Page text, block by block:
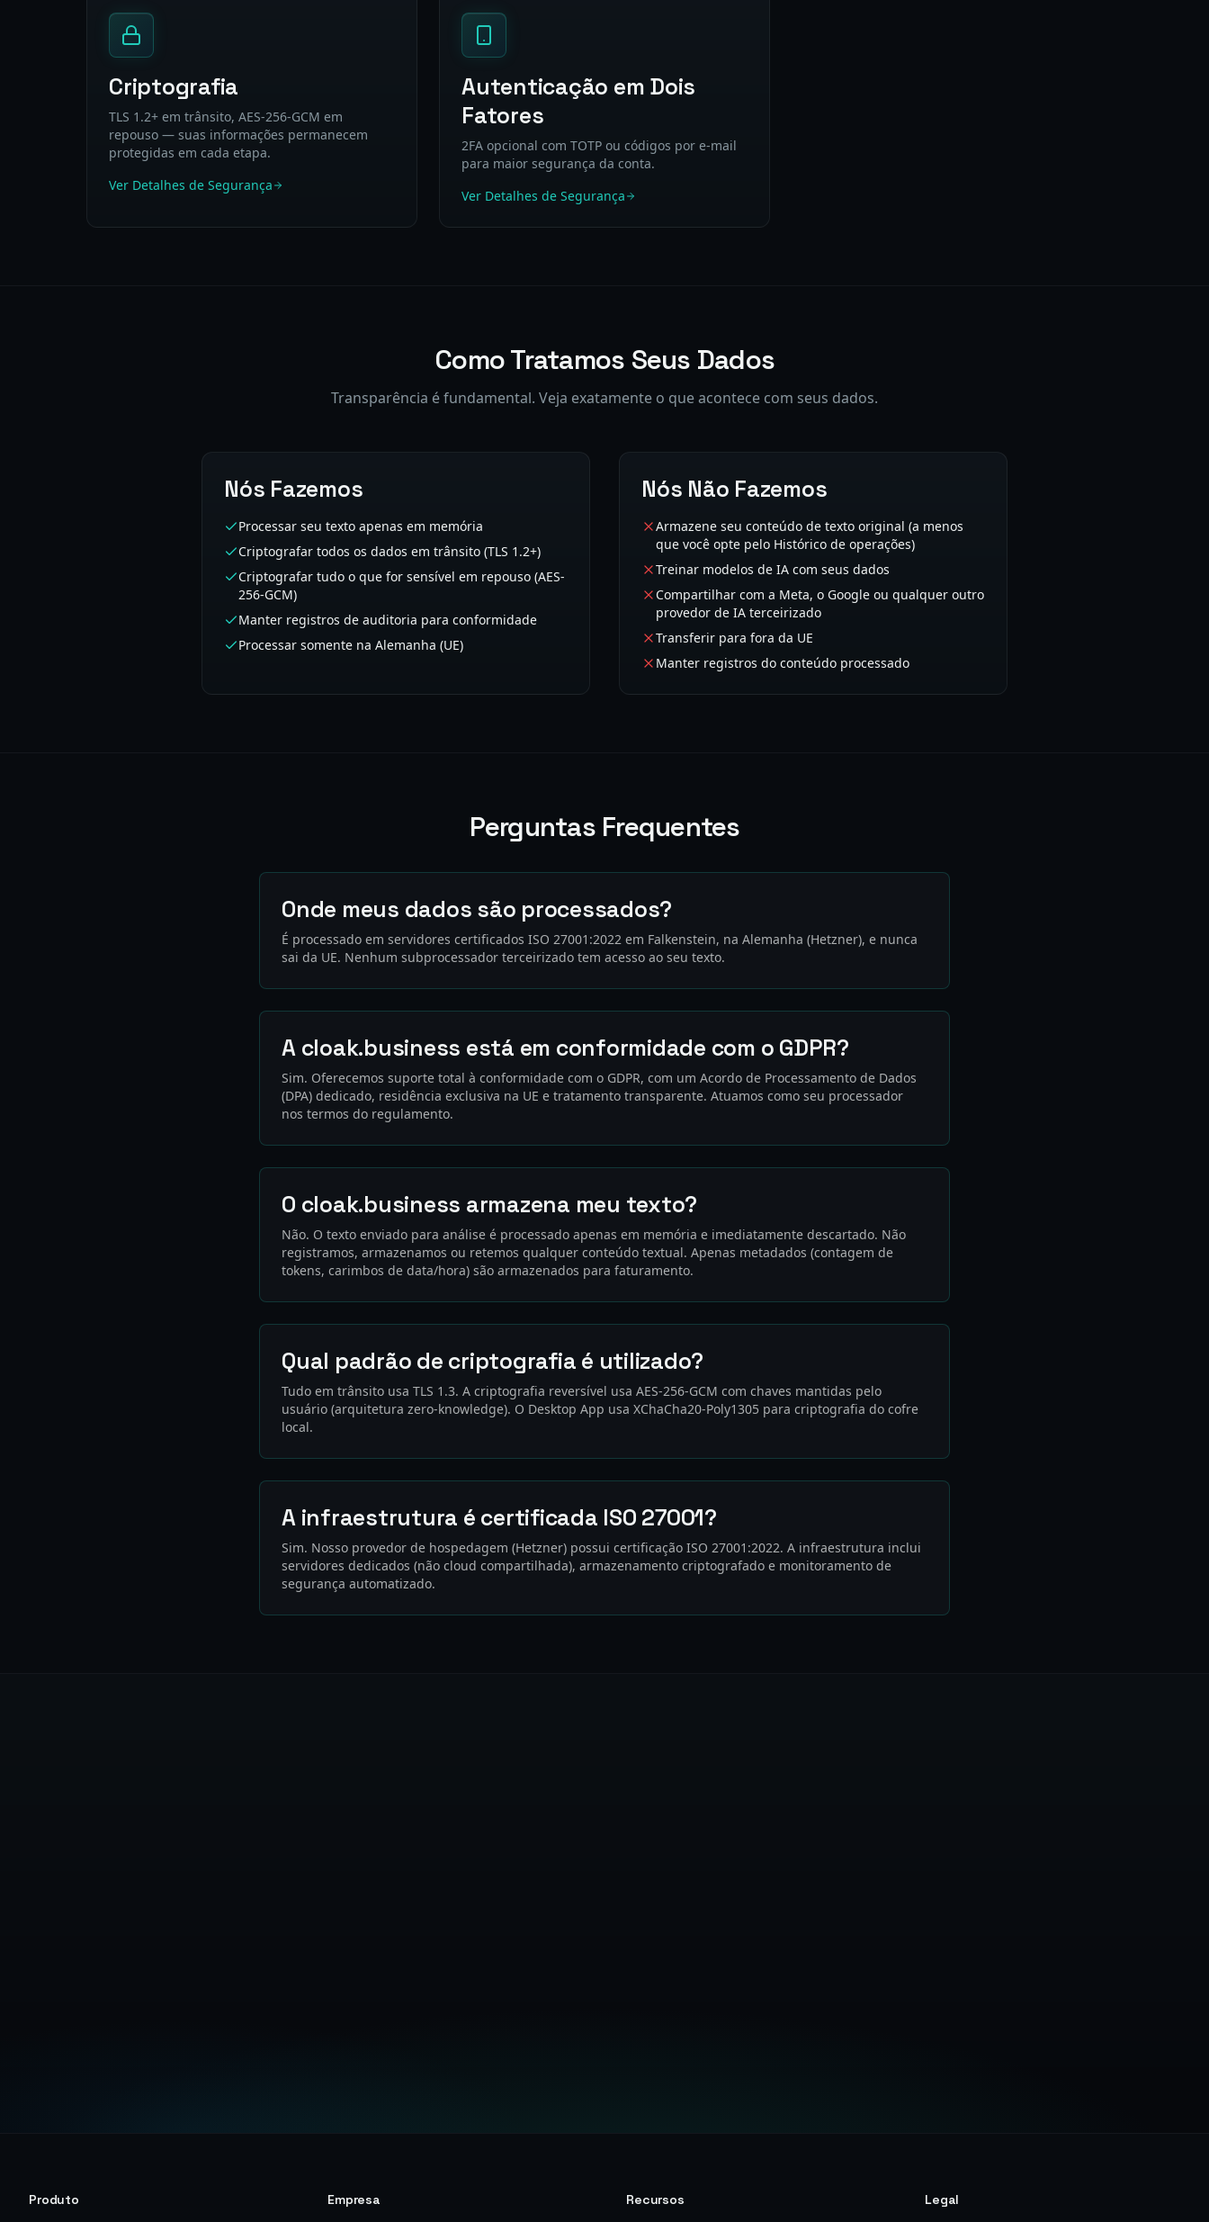
Criptografia
TLS 1.2+ em trânsito, AES-256-GCM em
repouso — suas informações permanecem
protegidas em cada etapa.
Ver Detalhes de Segurança
Autenticação em Dois
Fatores
2FA opcional com TOTP ou códigos por e-mail
para maior segurança da conta.
Ver Detalhes de Segurança
Como Tratamos Seus Dados
Transparência é fundamental. Veja exatamente o que acontece com seus dados.
Nós Fazemos
Processar seu texto apenas em memória
Criptografar todos os dados em trânsito (TLS 1.2+)
Criptografar tudo o que for sensível em repouso (AES-
256-GCM)
Manter registros de auditoria para conformidade
Processar somente na Alemanha (UE)
Nós Não Fazemos
Armazene seu conteúdo de texto original (a menos
que você opte pelo Histórico de operações)
Treinar modelos de IA com seus dados
Compartilhar com a Meta, o Google ou qualquer outro
provedor de IA terceirizado
Transferir para fora da UE
Manter registros do conteúdo processado
Perguntas Frequentes
Onde meus dados são processados?
É processado em servidores certificados ISO 27001:2022 em Falkenstein, na Alemanha (Hetzner), e nunca
sai da UE. Nenhum subprocessador terceirizado tem acesso ao seu texto.
A cloak.business está em conformidade com o GDPR?
Sim. Oferecemos suporte total à conformidade com o GDPR, com um Acordo de Processamento de Dados
(DPA) dedicado, residência exclusiva na UE e tratamento transparente. Atuamos como seu processador
nos termos do regulamento.
O cloak.business armazena meu texto?
Não. O texto enviado para análise é processado apenas em memória e imediatamente descartado. Não
registramos, armazenamos ou retemos qualquer conteúdo textual. Apenas metadados (contagem de
tokens, carimbos de data/hora) são armazenados para faturamento.
Qual padrão de criptografia é utilizado?
Tudo em trânsito usa TLS 1.3. A criptografia reversível usa AES-256-GCM com chaves mantidas pelo
usuário (arquitetura zero-knowledge). O Desktop App usa XChaCha20-Poly1305 para criptografia do cofre
local.
A infraestrutura é certificada ISO 27001?
Sim. Nosso provedor de hospedagem (Hetzner) possui certificação ISO 27001:2022. A infraestrutura inclui
servidores dedicados (não cloud compartilhada), armazenamento criptografado e monitoramento de
segurança automatizado.
Produto Empresa Recursos Legal